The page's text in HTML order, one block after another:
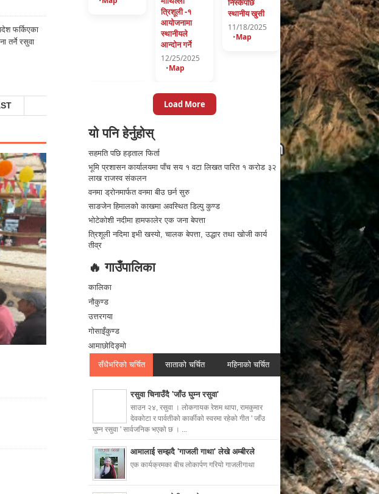
फर्किएका
तर्ने रसुवा
त्रिशूली -१
आयोजनामा
स्थानीयले
आन्दोन गर्ने
12/25/2025
•Map
निस्केपछि
स्थानीय खुसी
11/18/2025
•Map
Load More
यो पनि हेर्नुहोस्
सहमति पछि हड्ताल फिर्ता
भूमि प्रशासन कार्यालयमा पाँच सय १ वटा लिखत पारित १ करोड ३२
लाख राजस्व संकलन
वनमा ड्रोनमार्फत वनमा बीउ छर्न सुरु
साङजेन हिमालको काखमा अवस्थित डिल्पु कुण्ड
भोटेकोशी नदीमा हामफालेर एक जना बेपत्ता
त्रिशूली नदिमा इभी खस्यो, चालक बेपत्ता, उद्धार तथा खोजी कार्य
तीव्र
🔥 गाउँपालिका
कालिका
नौकुण्ड
उत्तरगया
गोसाइँकुण्ड
आमाछोदिङ्मो
सँधैभरिको चर्चित साताको चर्चित महिनाको चर्चित
रसुवा चिनाउँदै 'जाँउ घुम्न रसुवा'
साउन २४, रसुवा । लोकगायक रेशम थापा, रामकुमार
देवकोटा र पार्वतीको कार्कीको स्वरमा रहेको गीत ' जाँउ
घुम्न रसुवा ' सार्वजनिक भएको छ । ...
आमालाई सम्झदै 'गाजली गाथा' लेखे अम्बीरले
एक कार्यक्रमका बीच लोकार्पण गरियो गाजलीगाथा